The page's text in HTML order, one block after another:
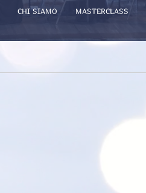
CHI SIAMO MASTERCLASS